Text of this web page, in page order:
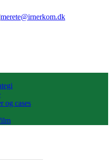
merete@irnerkom.dk
og cases